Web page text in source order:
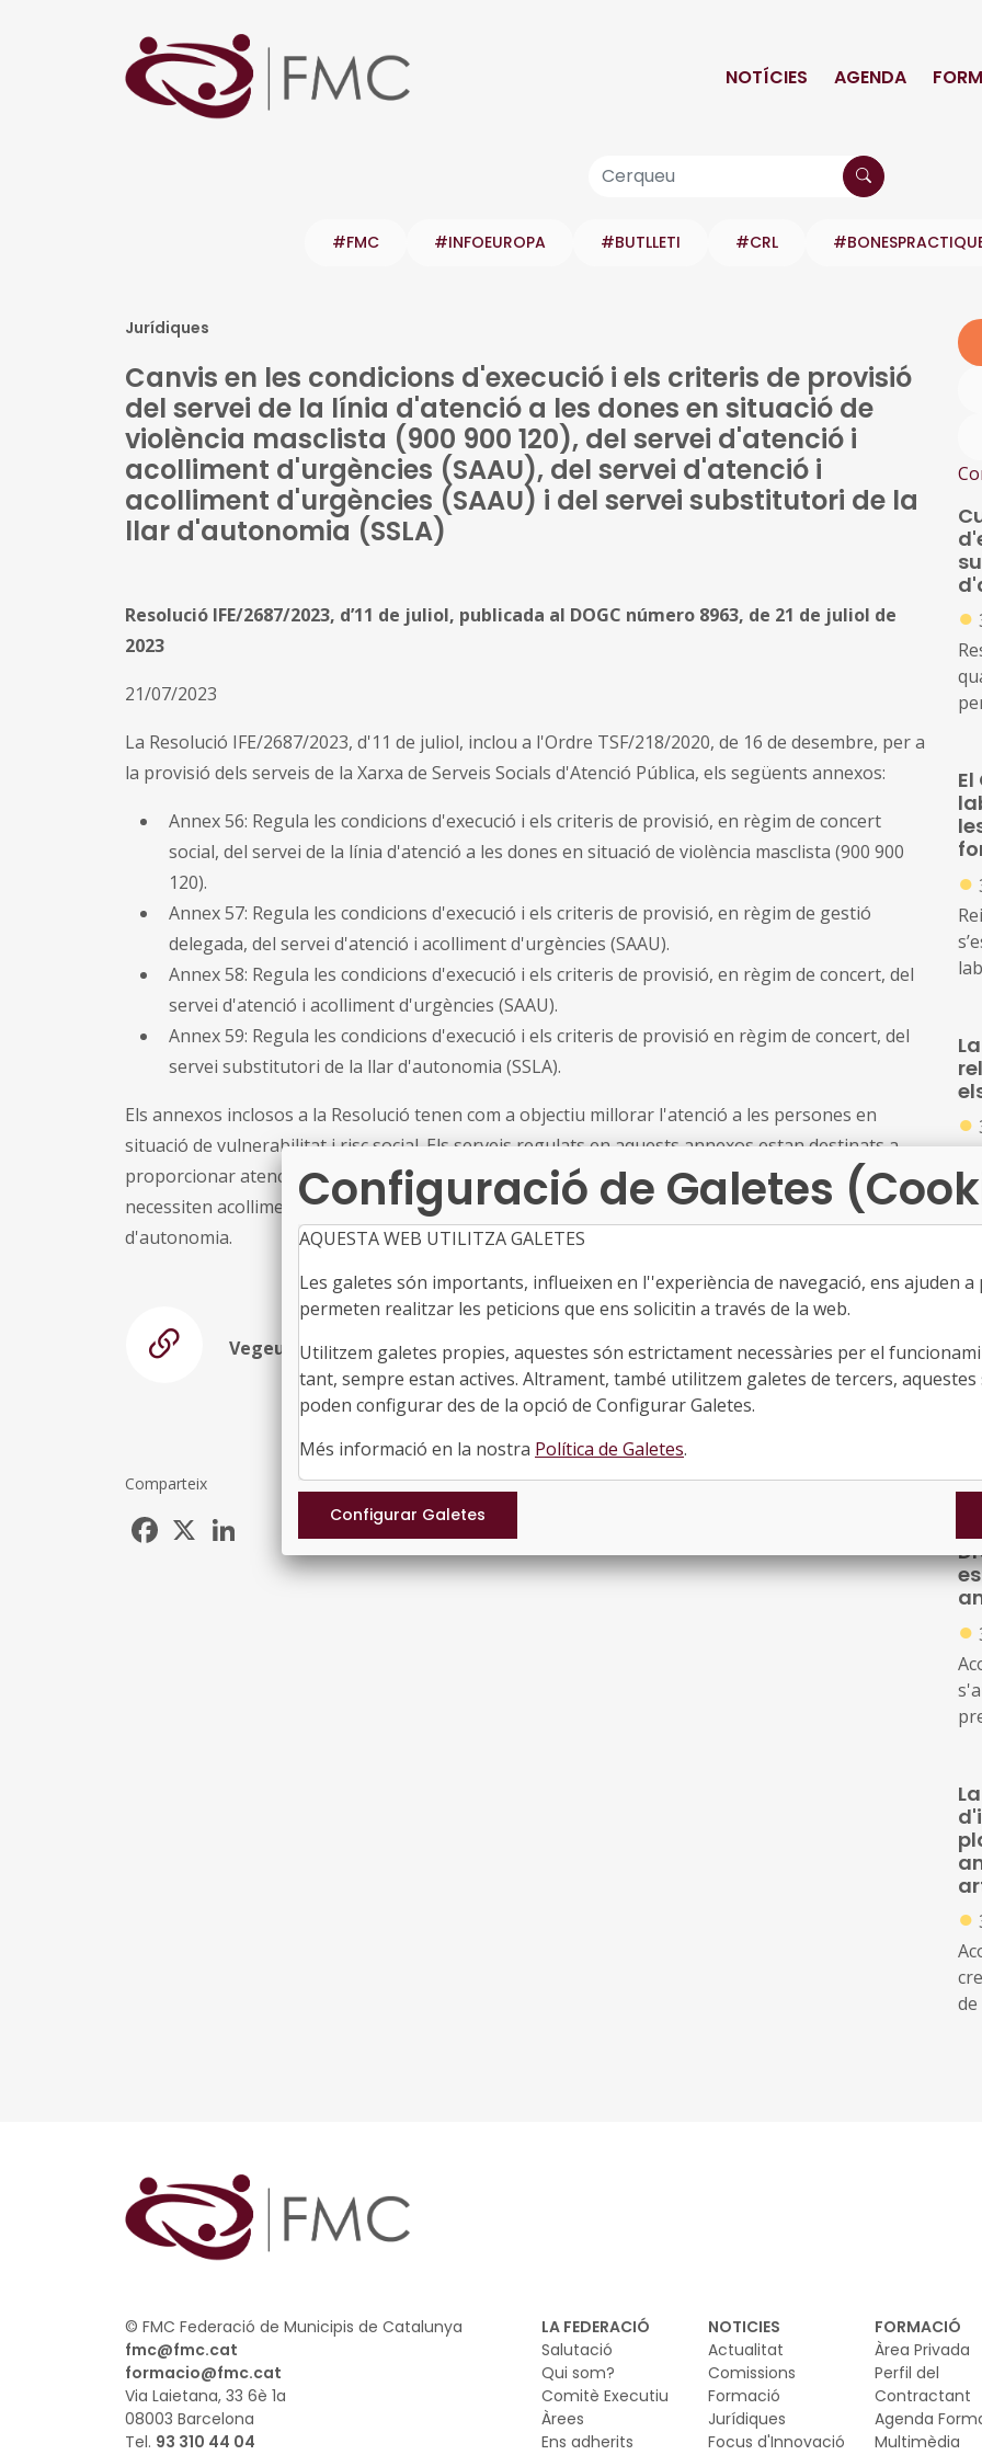
NOTÍCIES AGENDA
#FMC #INFOEUROPA #BUTLLETI #CRL
Jurídiques
Canvis en les condicions d'execució i els criteris de provisió
del servei de la línia d'atenció a les dones en situació de
violència masclista (900 900 120), del servei d'atenció i
acolliment d'urgències (SAAU), del servei d'atenció i
acolliment d'urgències (SAAU) i del servei substitutori de la
llar d'autonomia (SSLA)
Resolució IFE/2687/2023, d’11 de juliol, publicada al DOGC número 8963, de 21 de juliol de
2023
21/07/2023
La Resolució IFE/2687/2023, d'11 de juliol, inclou a l'Ordre TSF/218/2020, de 16 de desembre, per a
la provisió dels serveis de la Xarxa de Serveis Socials d'Atenció Pública, els següents annexos:
Annex 56: Regula les condicions d'execució i els criteris de provisió, en règim de concert
social, del servei de la línia d'atenció a les dones en situació de violència masclista (900 900
120).
Annex 57: Regula les condicions d'execució i els criteris de provisió, en règim de gestió
delegada, del servei d'atenció i acolliment d'urgències (SAAU).
Annex 58: Regula les condicions d'execució i els criteris de provisió, en règim de concert, del
servei d'atenció i acolliment d'urgències (SAAU).
Annex 59: Regula les condicions d'execució i els criteris de provisió en règim de concert, del
servei substitutori de la llar d'autonomia (SSLA).
Els annexos inclosos a la Resolució tenen com a objectiu millorar l'atenció a les persones en
situació de vulnerabilitat i risc social. Els serveis regulats en aquests annexos estan destinats a
proporcionar atenció i suport a les dones víctimes de violència masclista, a les persones que
necessiten acolliment d'urgències i a les persones que requereixen un servei substitutori de la llar
d'autonomia.
Vegeu la resolució
Comparteix
Facebook
●
●
●
●
●
●
LA FEDERACIÓ
Salutació
Qui som?
Comitè Executiu
Àrees
Ens adherits
NOTICIES
Actualitat
Comissions
Formació
Jurídiques
Focus d'Innovació
FORMACIÓ
Àrea Privada
Perfil del
Contractant
Agenda
Multimèdia
© FMC Federació de Municipis de Catalunya
fmc@fmc.cat
formacio@fmc.cat
Via Laietana, 33 6è 1a
08003 Barcelona
Tel. 93 310 44 04
Configuració de Galetes
AQUESTA WEB UTILITZA GALETES
Les galetes són importants, influeixen en l''experiència de navegació, ens ajuden
permeten realitzar les peticions que ens solicitin a través de la web.
Utilitzem galetes propies, aquestes són estrictament necessàries per el
tant, sempre estan actives. Altrament, també utilitzem galetes de tercers, aquestes
poden configurar des de la opció de Configurar Galetes.
Més informació en la nostra Política de Galetes.